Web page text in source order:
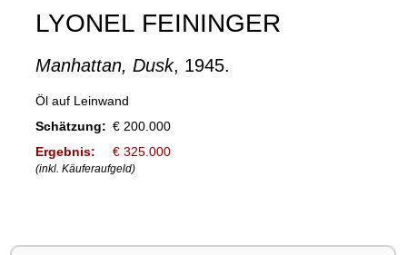
LYONEL FEININGER
Manhattan, Dusk, 1945.
Öl auf Leinwand
Schätzung: € 200.000
Ergebnis:
€ 325.000
(inkl. Käuferaufgeld)